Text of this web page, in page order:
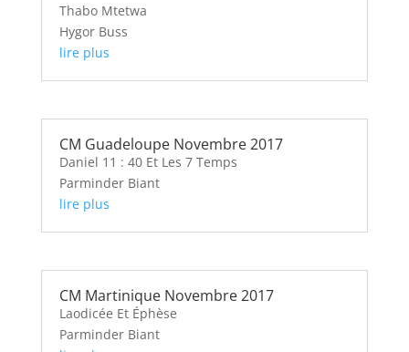
Thabo Mtetwa
Hygor Buss
lire plus
CM Guadeloupe Novembre 2017
Daniel 11 : 40 Et Les 7 Temps
Parminder Biant
lire plus
CM Martinique Novembre 2017
Laodicée Et Éphèse
Parminder Biant